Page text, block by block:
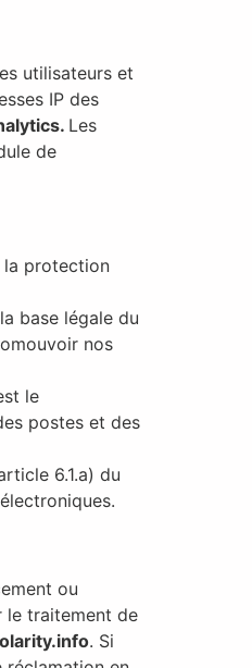
utilisateurs et
IP des
Les
de
la protection
base légale du
nos
le
postes et des
6.1.a) du
ou
le traitement de
. Si